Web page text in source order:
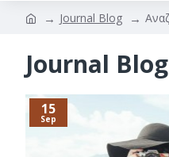
Journal Blog
Journal
15
Sep